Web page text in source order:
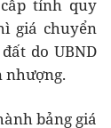
tỉnh quy
giá chuyển
do UBND
nhượng.
bảng giá